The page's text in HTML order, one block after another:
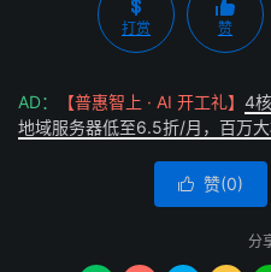
打赏 赞
AD： 【普惠智上 · AI 开工礼】 4
地域服务器低至6.5折/月，百万
 赞(0)
分